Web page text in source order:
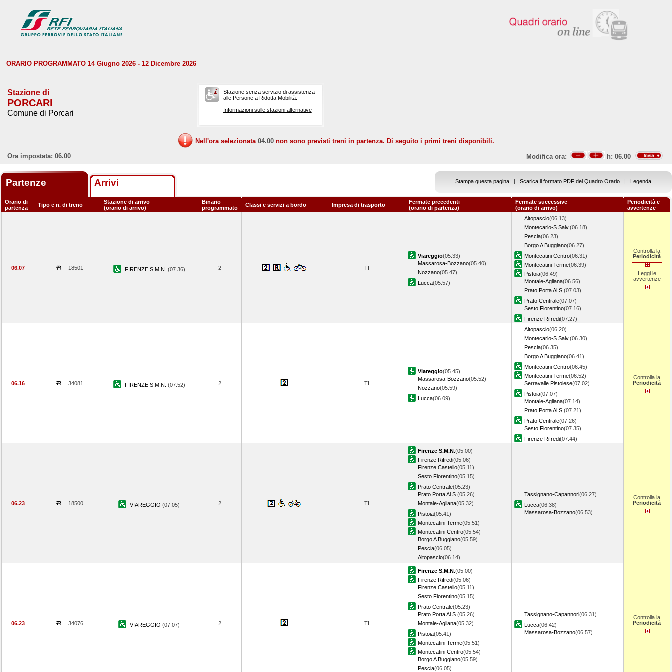
ORARIO PROGRAMMATO 14 Giugno 2026 - 12 Dicembre 2026
Stazione di
PORCARI
Comune di Porcari
Stazione senza servizio di assistenza
alle Persone a Ridotta Mobilità.
Informazioni sulle stazioni alternative
Nell'ora selezionata 04.00 non sono previsti treni in partenza. Di seguito i primi treni disponibili.
Ora impostata: 06.00
Modifica ora: h: 06.00
Partenze Arrivi Stampa questa pagina | Scarica il formato PDF del Quadro Orario | Legenda
Orario di
partenza
Tipo e n. di treno
Stazione di arrivo
(orario di arrivo)
Binario
programmato
Classi e servizi a bordo Impresa di trasporto
Fermate precedenti
(orario di partenza)
Fermate successive
(orario di arrivo)
Periodicità e
avvertenze
06.07 18501 FIRENZE S.M.N. (07.36) 2 TI
Viareggio(05.33)
Massarosa-Bozzano(05.40)
Nozzano(05.47)
Lucca(05.57)
Altopascio(06.13)
Montecarlo-S.Salv.(06.18)
Pescia(06.23)
Borgo A Buggiano(06.27)
Montecatini Centro(06.31)
Montecatini Terme(06.39)
Pistoia(06.49)
Montale-Agliana(06.56)
Prato Porta Al S. (07.03)
Prato Centrale(07.07)
Sesto Fiorentino(07.16)
Firenze Rifredi(07.27)
Controlla la
Periodicità
Leggi le
avvertenze
06.16 34081 FIRENZE S.M.N. (07.52) 2 TI
Viareggio(05.45)
Massarosa-Bozzano(05.52)
Nozzano(05.59)
Lucca(06.09)
Altopascio(06.20)
Montecarlo-S.Salv.(06.30)
Pescia(06.35)
Borgo A Buggiano(06.41)
Montecatini Centro(06.45)
Montecatini Terme(06.52)
Serravalle Pistoiese(07.02)
Pistoia(07.07)
Montale-Agliana(07.14)
Prato Porta Al S. (07.21)
Prato Centrale(07.26)
Sesto Fiorentino(07.35)
Firenze Rifredi(07.44)
Controlla la
Periodicità
06.23 18500 VIAREGGIO (07.05) 2 TI
Firenze S.M.N.(05.00)
Firenze Rifredi(05.06)
Firenze Castello(05.11)
Sesto Fiorentino(05.15)
Prato Centrale(05.23)
Prato Porta Al S. (05.26)
Montale-Agliana(05.32)
Pistoia(05.41)
Montecatini Terme(05.51)
Montecatini Centro(05.54)
Borgo A Buggiano(05.59)
Pescia(06.05)
Altopascio(06.14)
Tassignano-Capannori(06.27)
Lucca(06.38)
Massarosa-Bozzano(06.53)
Controlla la
Periodicità
06.23 34076 VIAREGGIO (07.07) 2 TI
Firenze S.M.N.(05.00)
Firenze Rifredi(05.06)
Firenze Castello(05.11)
Sesto Fiorentino(05.15)
Prato Centrale(05.23)
Prato Porta Al S. (05.26)
Montale-Agliana(05.32)
Pistoia(05.41)
Montecatini Terme(05.51)
Montecatini Centro(05.54)
Borgo A Buggiano(05.59)
Pescia(06.05)
Tassignano-Capannori(06.31)
Lucca(06.42)
Massarosa-Bozzano(06.57)
Controlla la
Periodicità